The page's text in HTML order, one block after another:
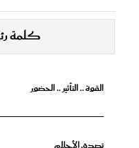
كلمة
القوة .. التأثير .. الحضور